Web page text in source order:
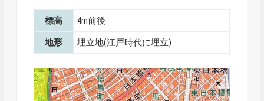
標高 4m前後
地形 埋立地(江戸時代に埋立)